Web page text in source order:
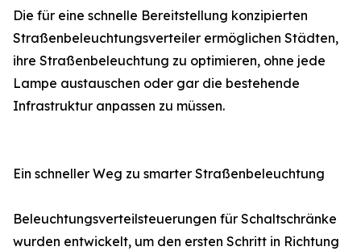
Die für eine schnelle Bereitstellung konzipierten
Straßenbeleuchtungsverteiler ermöglichen Städten,
ihre Straßenbeleuchtung zu optimieren, ohne jede
Lampe austauschen oder gar die bestehende
Infrastruktur anpassen zu müssen.
Ein schneller Weg zu smarter Straßenbeleuchtung
Beleuchtungsverteilsteuerungen für Schaltschränke
wurden entwickelt, um den ersten Schritt in Richtung